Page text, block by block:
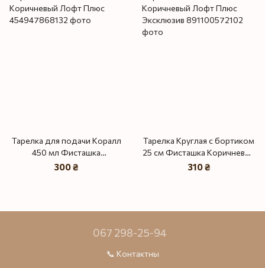
Тарелка для подачи Коралл
450 мл Фисташка
Коричневый Лофт Плюс
300 ₴
Тарелка Круглая с бортиком
25 см Фисташка Коричневый
Лофт Плюс Эксклюзив
310 ₴
067 298-25-94
📞 Контактны